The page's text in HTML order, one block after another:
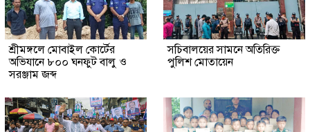
শ্রীমঙ্গলে মোবাইল কোর্টের
অভিযানে ৮০০ ঘনফুট বালু ও
সরঞ্জাম জব্দ
সচিবালয়ের সামনে অতিরিক্ত
পুলিশ মোতায়েন